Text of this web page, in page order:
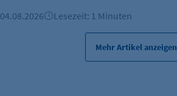
etracker GmbH
04.08.2026 Lesezeit: 1 Minuten
Mehr Artikel anzeigen